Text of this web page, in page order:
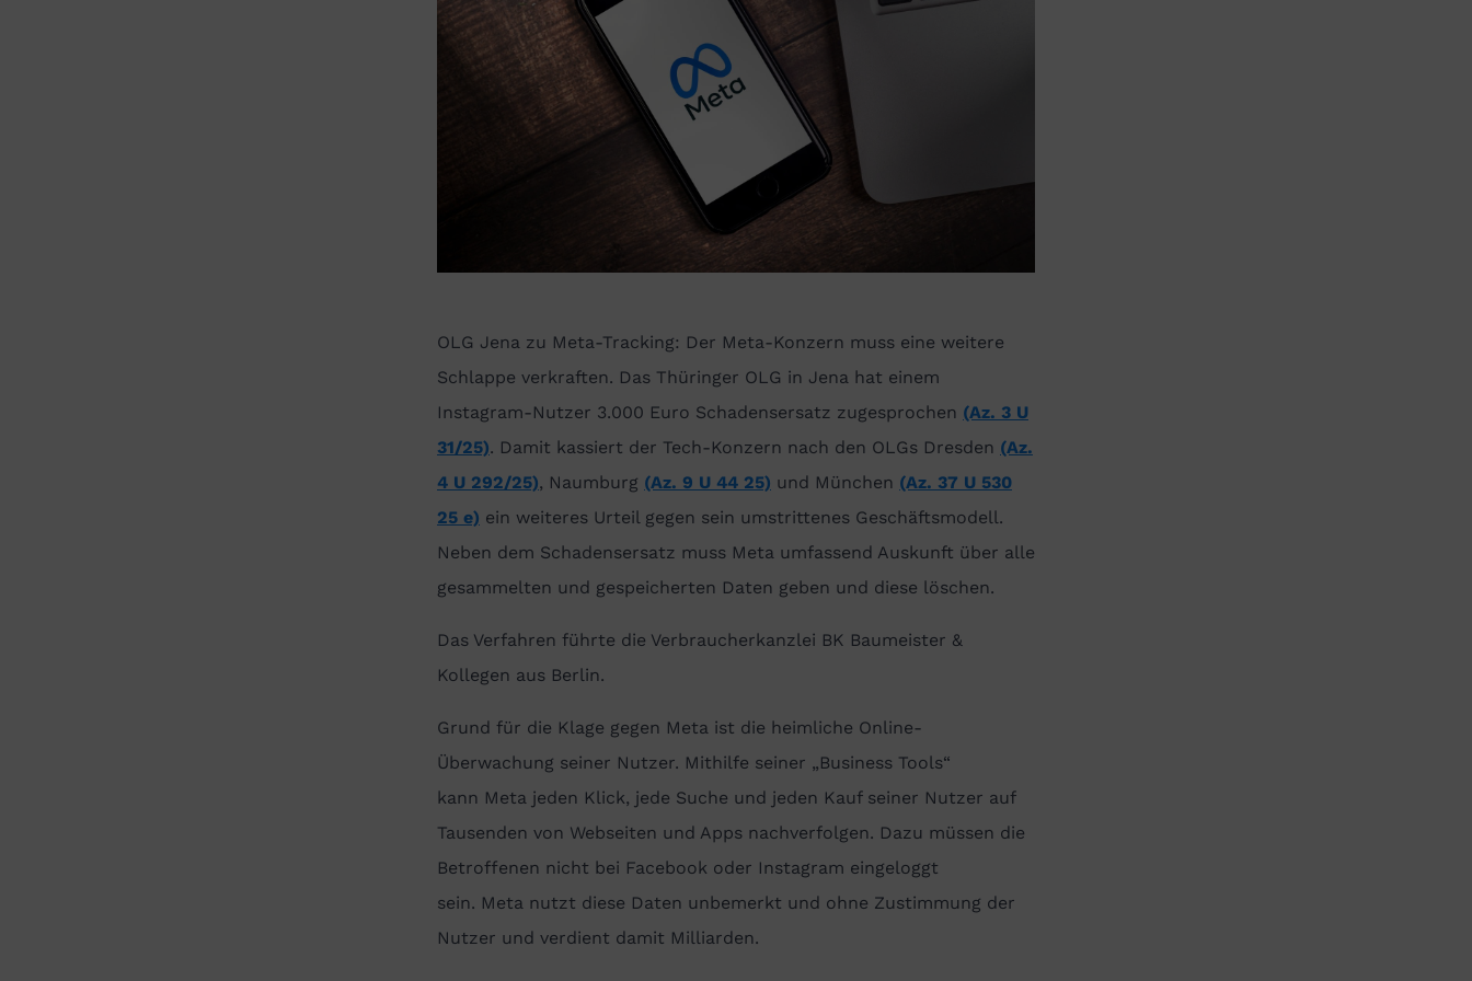
OLG Jena zu Meta-Tracking: Der Meta-Konzern muss eine weitere
Schlappe verkraften. Das Thüringer OLG in Jena hat einem
Instagram-Nutzer 3.000 Euro Schadensersatz zugesprochen (Az. 3 U
31/25). Damit kassiert der Tech-Konzern nach den OLGs Dresden (Az.
4 U 292/25), Naumburg (Az. 9 U 44 25) und München (Az. 37 U 530
25 e) ein weiteres Urteil gegen sein umstrittenes Geschäftsmodell.
Neben dem Schadensersatz muss Meta umfassend Auskunft über alle
gesammelten und gespeicherten Daten geben und diese löschen.
Das Verfahren führte die Verbraucherkanzlei BK Baumeister &
Kollegen aus Berlin.
Grund für die Klage gegen Meta ist die heimliche Online-
Überwachung seiner Nutzer. Mithilfe seiner „Business Tools“
kann Meta jeden Klick, jede Suche und jeden Kauf seiner Nutzer auf
Tausenden von Webseiten und Apps nachverfolgen. Dazu müssen die
Betroffenen nicht bei Facebook oder Instagram eingeloggt
sein. Meta nutzt diese Daten unbemerkt und ohne Zustimmung der
Nutzer und verdient damit Milliarden.